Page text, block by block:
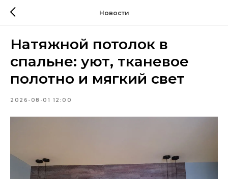
Новости
Натяжной потолок в
спальне: уют, тканевое
полотно и мягкий свет
2026-08-01 12:00